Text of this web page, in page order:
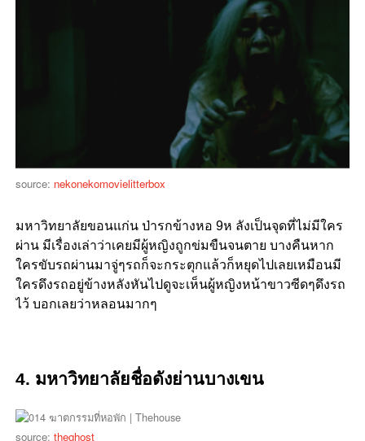
source: nekonekomovielitterbox
มหาวิทยาลัยขอนแก่น ป่ารกข้างหอ 9ห ลังเป็นจุดที่ไม่มีใคร
ผ่าน มีเรื่องเล่าว่าเคยมีผู้หญิงถูกข่มขืนจนตาย บางคืนหาก
ใครขับรถผ่านมาจู่ๆรถก็จะกระตุกแล้วก็หยุดไปเลยเหมือนมี
ใครดึงรถอยู่ข้างหลังหันไปดูจะเห็นผู้หญิงหน้าขาวซีดๆดึงรถ
ไว้ บอกเลยว่าหลอนมากๆ
4. มหาวิทยาลัยชื่อดังย่านบางเขน
source: theghost